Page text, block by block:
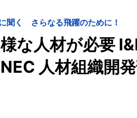
聞く さらなる飛躍のために！
な人材が必要
人材組織開